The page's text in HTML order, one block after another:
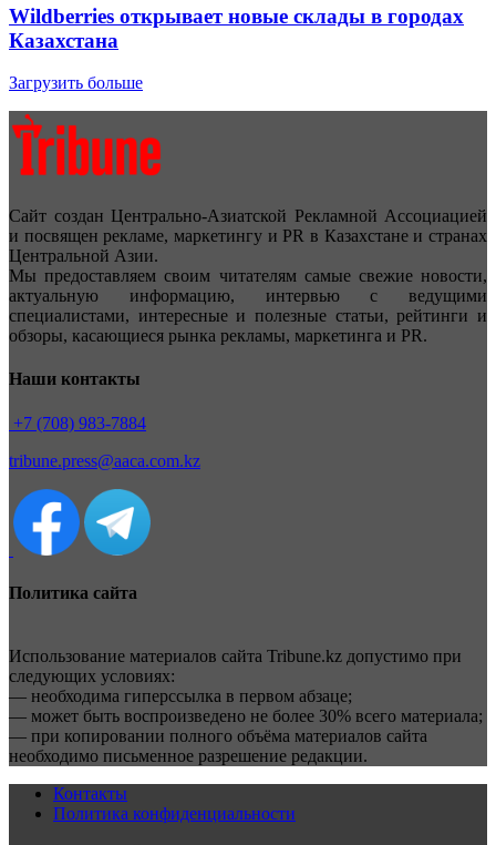
Wildberries открывает новые склады в городах
Казахстана
Загрузить больше
Сайт создан Центрально-Азиатской Рекламной Ассоциацией
и посвящен рекламе, маркетингу и PR в Казахстане и странах
Центральной Азии.
Мы предоставляем своим читателям самые свежие новости,
актуальную информацию, интервью с ведущими
специалистами, интересные и полезные статьи, рейтинги и
обзоры, касающиеся рынка рекламы, маркетинга и PR.
Наши контакты
+7 (708) 983-7884
tribune.press@aaca.com.kz
Политика сайта
Использование материалов сайта Tribune.kz допустимо при
следующих условиях:
— необходима гиперссылка в первом абзаце;
— может быть воспроизведено не более 30% всего материала;
— при копировании полного объёма материалов сайта
необходимо письменное разрешение редакции.
Контакты
Политика конфиденциальности